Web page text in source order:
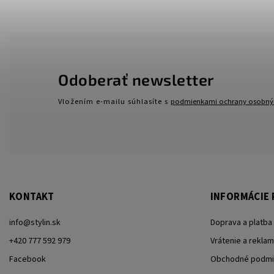
KONTAKT
info@stylin.sk
+420 777 592 979
Facebook
INFORMÁCIE
Doprava a platba
Vrátenie a
Obchodné
Odoberať newsletter
Vložením e-mailu súhlasíte s podmienkami ochrany